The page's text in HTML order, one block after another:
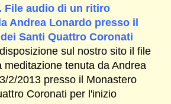
File audio di un ritiro
Andrea Lonardo presso il
Santi Quattro Coronati
sul nostro sito il file
meditazione tenuta da Andrea
2/2013 presso il Monastero
Coronati per l'inizio